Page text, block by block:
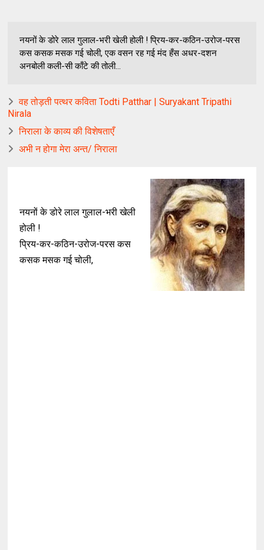
नयनों के डोरे लाल गुलाल-भरी खेली होली ! प्रिय-कर-कठिन-उरोज-परस
कस कसक मसक गई चोली, एक वसन रह गई मंद हँस अधर-दशन
अनबोली कली-सी काँटे की तोली...
वह तोड़ती पत्थर कविता Todti Patthar | Suryakant Tripathi
Nirala
निराला के काव्य की विशेषताएँ
अभी न होगा मेरा अन्त/ निराला
नयनों के डोरे लाल गुलाल-भरी खेली
होली !
प्रिय-कर-कठिन-उरोज-परस कस
कसक मसक गई चोली,